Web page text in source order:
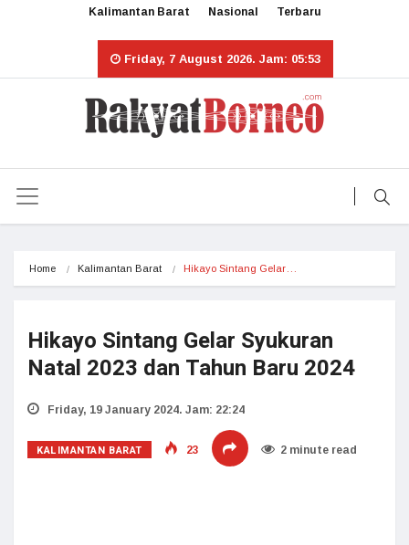
Kalimantan Barat Nasional Terbaru
Friday, 7 August 2026. Jam: 05:53
Home Kalimantan Barat Hikayo Sintang Gelar…
Hikayo Sintang Gelar Syukuran
Natal 2023 dan Tahun Baru 2024
Friday, 19 January 2024. Jam: 22:24
KALIMANTAN BARAT 23 2 minute read